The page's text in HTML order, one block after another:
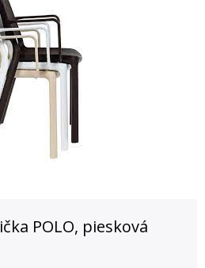
POLO, piesková